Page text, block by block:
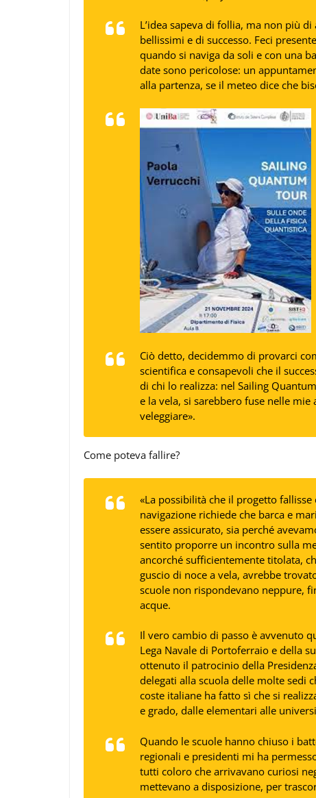
L’idea sapeva di follia, ma non più
bellissimi e di successo. Feci
quando si naviga da soli e con una
date sono pericolose: un
alla partenza, se il meteo dice che
Ciò detto, decidemmo di provarci
scientifica e consapevoli che il
di chi lo realizza: nel Sailing
e la vela, si sarebbero fuse nelle
veleggiare».
Come poteva fallire?
«La possibilità che il progetto
navigazione richiede che barca e
essere assicurato, sia perché
sentito proporre un incontro sulla
ancorché sufficientemente titolata,
guscio di noce a vela, avrebbe
scuole non rispondevano neppure,
acque.
Il vero cambio di passo è avvenuto
Lega Navale di Portoferraio e della
ottenuto il patrocinio della
delegati alla scuola delle molte sedi
coste italiane ha fatto sì che si
e grado, dalle elementari alle
Quando le scuole hanno chiuso i
regionali e presidenti mi ha
tutti coloro che arrivavano curiosi
mettevano a disposizione, per